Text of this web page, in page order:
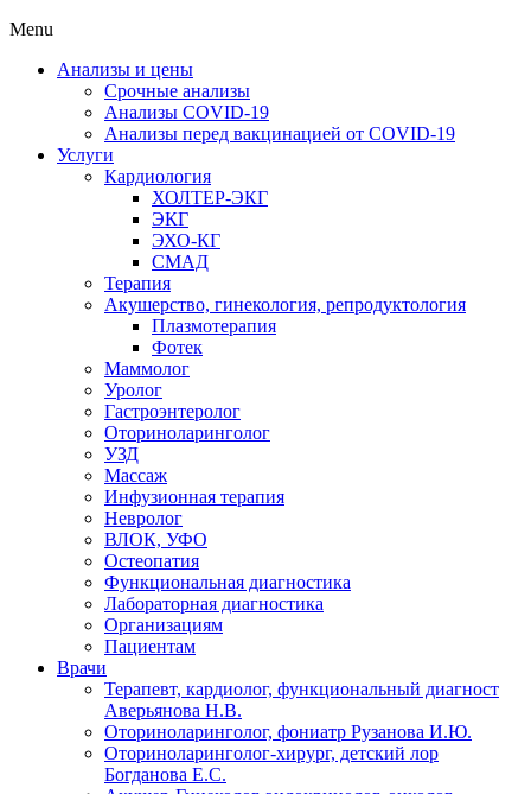
Menu
Анализы и цены
Срочные анализы
Анализы COVID-19
Анализы перед вакцинацией от COVID-19
Услуги
Кардиология
ХОЛТЕР-ЭКГ
ЭКГ
ЭХО-КГ
СМАД
Терапия
Акушерство, гинекология, репродуктология
Плазмотерапия
Фотек
Маммолог
Уролог
Гастроэнтеролог
Оториноларинголог
УЗД
Массаж
Инфузионная терапия
Невролог
ВЛОК, УФО
Остеопатия
Функциональная диагностика
Лабораторная диагностика
Организациям
Пациентам
Врачи
Терапевт, кардиолог, функциональный диагност
Аверьянова Н.В.
Оториноларинголог, фониатр Рузанова И.Ю.
Оториноларинголог-хирург, детский лор
Богданова Е.С.